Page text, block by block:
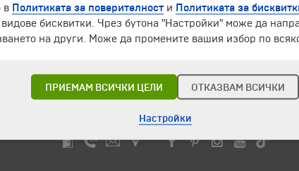
ЧЛЕН НА
в Политиката за поверителност и Политиката за
бисквитки. Чрез бутона "Настройки" може да
на други. Може да промените вашия избор по
ПРИЕМАМ ВСИЧКИ ЦЕЛИ ОТКАЗВАМ ВСИЧКИ
Настройки